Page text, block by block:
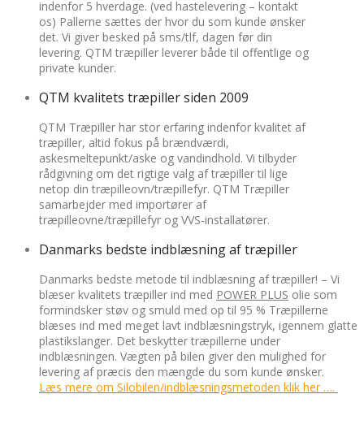
indenfor 5 hverdage. (ved hastelevering – kontakt
os) Pallerne sættes der hvor du som kunde ønsker
det. Vi giver besked på sms/tlf, dagen før din
levering. QTM træpiller leverer både til offentlige og
private kunder.
QTM kvalitets træpiller siden 2009
QTM Træpiller har stor erfaring indenfor kvalitet af
træpiller, altid fokus på brændværdi,
askesmeltepunkt/aske og vandindhold. Vi tilbyder
rådgivning om det rigtige valg af træpiller til lige
netop din træpilleovn/træpillefyr. QTM Træpiller
samarbejder med importører af
træpilleovne/træpillefyr og VVS-installatører.
Danmarks bedste indblæsning af træpiller
Danmarks bedste metode til indblæsning af træpiller! – Vi
blæser kvalitets træpiller ind med POWER PLUS olie som
formindsker støv og smuld med op til 95 % Træpillerne
blæses ind med meget lavt indblæsningstryk, igennem glatte
plastikslanger. Det beskytter træpillerne under
indblæsningen. Vægten på bilen giver den mulighed for
levering af præcis den mængde du som kunde ønsker.
Læs mere om Silobilen/indblæsningsmetoden klik her ….